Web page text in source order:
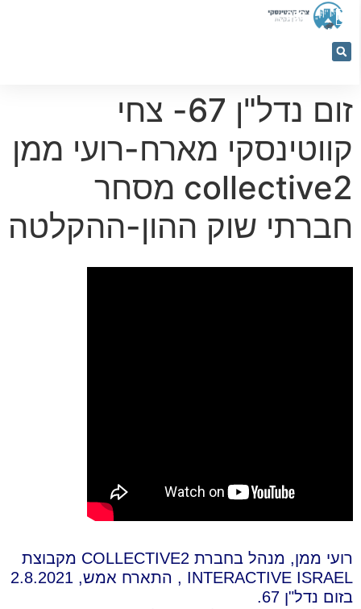
053-
5366884
זום נדל"ן 67- צחי
קווטינסקי מארח-רועי ממן
collective2 מסחר
חברתי שוק ההון-ההקלטה
רועי ממן, מנהל בחברת COLLECTIVE2 מקבוצת
INTERACTIVE ISRAEL , התארח אמש, 2.8.2021
בזום נדל"ן 67.